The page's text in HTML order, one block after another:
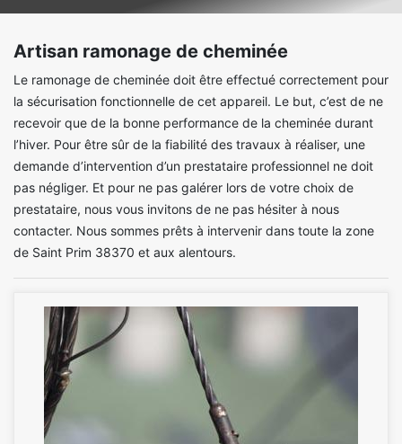
Artisan ramonage de cheminée
Le ramonage de cheminée doit être effectué correctement pour
la sécurisation fonctionnelle de cet appareil. Le but, c’est de ne
recevoir que de la bonne performance de la cheminée durant
l’hiver. Pour être sûr de la fiabilité des travaux à réaliser, une
demande d’intervention d’un prestataire professionnel ne doit
pas négliger. Et pour ne pas galérer lors de votre choix de
prestataire, nous vous invitons de ne pas hésiter à nous
contacter. Nous sommes prêts à intervenir dans toute la zone
de Saint Prim 38370 et aux alentours.